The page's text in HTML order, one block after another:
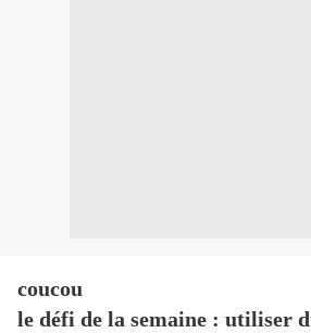
coucou
le défi de la semaine : utiliser